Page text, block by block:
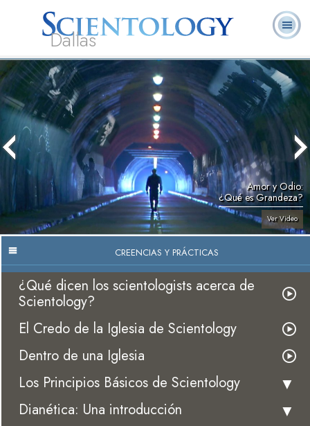
Dallas
Acerca de
Nosotros
L. Ronald
Hubbard
¿Qué es
Scientology?
Ministros
Preguntas
Frecuentes
Libros
Amor y Odio:
¿Qué es Grandeza?
Ver Video
CREENCIAS Y PRÁCTICAS
¿Qué dicen los scientologists acerca de
Scientology?
El Credo de la Iglesia de Scientology
Dentro de una Iglesia
Los Principios Básicos de Scientology
Dianética: Una introducción